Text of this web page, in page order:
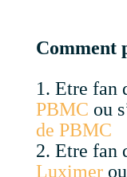
Comment
Etre fan
PBMC ou
de PBMC
Etre fan
Luximer